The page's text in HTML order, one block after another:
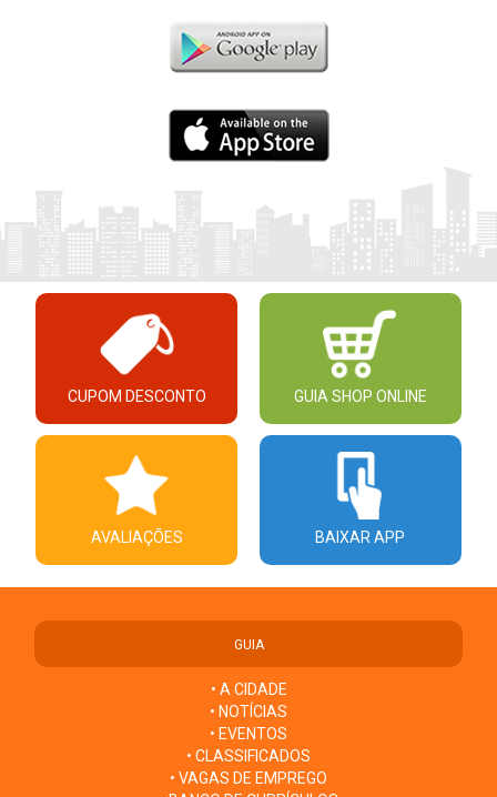
CUPOM DESCONTO GUIA SHOP ONLINE
AVALIAÇÕES BAIXAR APP
GUIA
• A CIDADE
• NOTÍCIAS
• EVENTOS
• CLASSIFICADOS
• VAGAS DE EMPREGO